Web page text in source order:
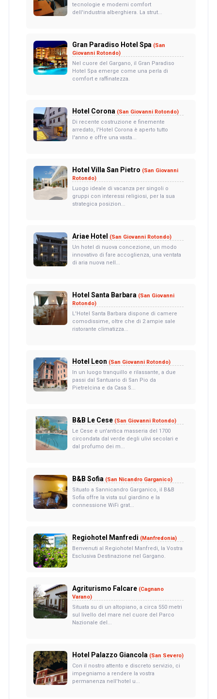
tecnologie e moderni comfort
dell'industria alberghiera. La strut...
Gran Paradiso Hotel Spa (San
Giovanni Rotondo)
Nel cuore del Gargano, il Gran Paradiso
Hotel Spa emerge come una perla di
comfort e raffinatezza.
Hotel Corona (San Giovanni Rotondo)
Di recente costruzione e finemente
arredato, l'Hotel Corona è aperto tutto
l'anno e offre una vasta...
Hotel Villa San Pietro (San Giovanni
Rotondo)
Luogo ideale di vacanza per singoli o
gruppi con interessi religiosi, per la sua
strategica posizion...
Ariae Hotel (San Giovanni Rotondo)
Un hotel di nuova concezione, un modo
innovativo di fare accoglienza, una ventata
di aria nuova nell...
Hotel Santa Barbara (San Giovanni
Rotondo)
L'Hotel Santa Barbara dispone di camere
comodissime, oltre che di 2 ampie sale
ristorante climatizza...
Hotel Leon (San Giovanni Rotondo)
In un luogo tranquillo e rilassante, a due
passi dal Santuario di San Pio da
Pietrelcina e da Casa S...
B&B Le Cese (San Giovanni Rotondo)
Le Cese è un'antica masseria del 1700
circondata dal verde degli ulivi secolari e
dal profumo dei m...
B&B Sofia (San Nicandro Garganico)
Situato a Sannicandro Garganico, il B&B
Sofia offre la vista sul giardino e la
connessione WiFi grat...
Regiohotel Manfredi (Manfredonia)
Benvenuti al Regiohotel Manfredi, la Vostra
Esclusiva Destinazione nel Gargano.
Agriturismo Falcare (Cagnano
Varano)
Situata su di un altopiano, a circa 550 metri
sul livello del mare nel cuore del Parco
Nazionale del...
Hotel Palazzo Giancola (San Severo)
Con il nostro attento e discreto servizio, ci
impegniamo a rendere la vostra
permanenza nell'hotel u...